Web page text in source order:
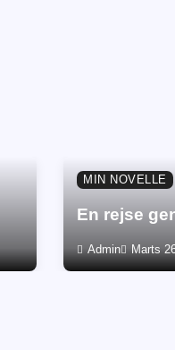
MIN NOVELLE
En rejse
Admin Marts